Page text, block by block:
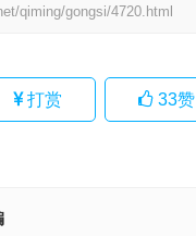
qiming/gongsi/4720.html
打赏 33赞